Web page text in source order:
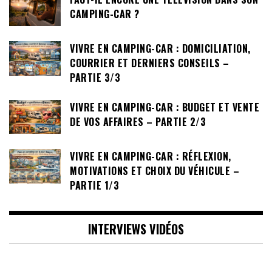
CAMPING-CAR ?
VIVRE EN CAMPING-CAR : DOMICILIATION,
COURRIER ET DERNIERS CONSEILS –
PARTIE 3/3
VIVRE EN CAMPING-CAR : BUDGET ET VENTE
DE VOS AFFAIRES – PARTIE 2/3
VIVRE EN CAMPING-CAR : RÉFLEXION,
MOTIVATIONS ET CHOIX DU VÉHICULE –
PARTIE 1/3
INTERVIEWS VIDÉOS